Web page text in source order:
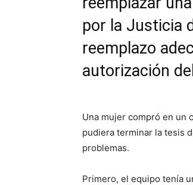
por la Justicia
reemplazo
autorización
Una mujer compró en un
pudiera terminar la tesis
problemas.
Primero, el equipo tenía